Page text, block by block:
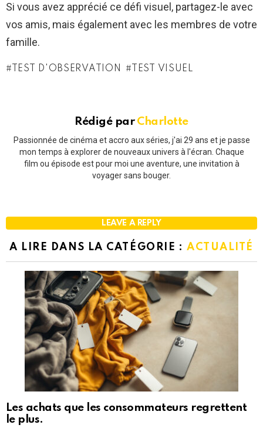
Si vous avez apprécié ce défi visuel, partagez-le avec
vos amis, mais également avec les membres de votre
famille.
TEST D'OBSERVATION TEST VISUEL
Rédigé par Charlotte
Passionnée de cinéma et accro aux séries, j'ai 29 ans et je passe
mon temps à explorer de nouveaux univers à l'écran. Chaque
film ou épisode est pour moi une aventure, une invitation à
voyager sans bouger.
LEAVE A REPLY
A LIRE DANS LA CATÉGORIE : ACTUALITÉ
Les achats que les consommateurs regrettent
le plus.